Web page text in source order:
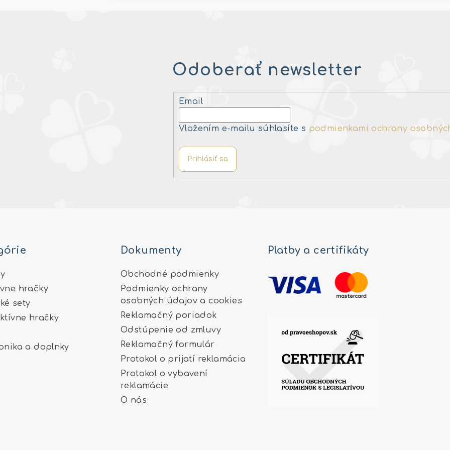
Odoberať newsletter
Email
Vložením e-mailu súhlasíte s podmienkami ochrany
Prihlásiť sa
hračky
sety
hračky
a doplnky
Dokumenty
Obchodné podmienky
Podmienky ochrany
osobných údajov a cookies
Reklamačný poriadok
Odstúpenie od zmluvy
Reklamačný formulár
Protokol o prijatí reklamácia
Protokol o vybavení
reklamácie
O nás
Platby a certifikáty